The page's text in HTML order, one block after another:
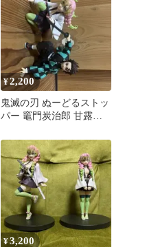
¥2,200
鬼滅の刃 ぬーどるストッ
パー 竈門炭治郎 甘露寺
¥3,200